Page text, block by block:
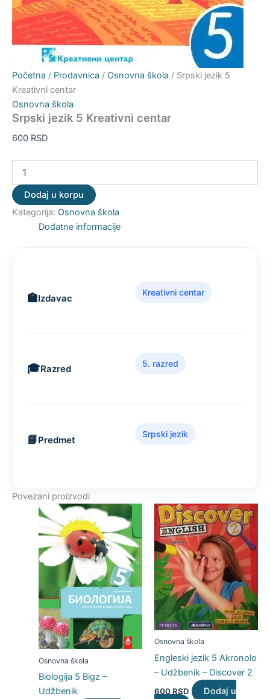
Početna / Prodavnica / Osnovna škola / Srpski jezik 5
Kreativni centar
Osnovna škola
Srpski jezik 5 Kreativni centar
600 RSD
Dodaj u korpu
Kategorija: Osnovna škola
Dodatne informacije
Izdavac
Kreativni centar
Razred
5. razred
Predmet
Srpski jezik
Povezani proizvodi
Osnovna škola
Biologija 5 Bigz –
Udžbenik
Osnovna škola
Engleski jezik 5 Akronolo
– Udžbenik – Discover 2
600RSD
Dodaj u